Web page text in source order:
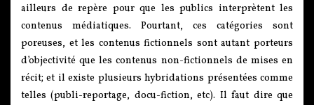
ailleurs de repère pour que les publics interprètent les
contenus médiatiques. Pourtant, ces catégories sont
poreuses, et les contenus fictionnels sont autant porteurs
d’objectivité que les contenus non-fictionnels de mises en
récit; et il existe plusieurs hybridations présentées comme
telles (publi-reportage, docu-fiction, etc). Il faut dire que